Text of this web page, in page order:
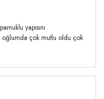
yapısını
oğlumda çok mutlu oldu çok